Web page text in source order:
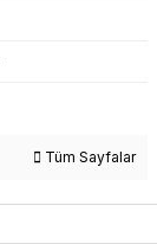
Tüm Sayfalar